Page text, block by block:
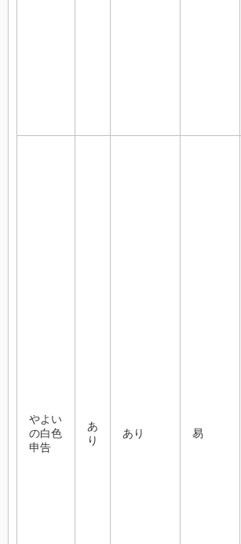
やよい
の白色
申告
あ
り
あり 易